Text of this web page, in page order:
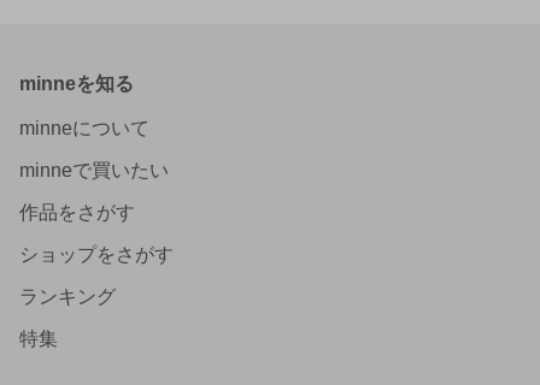
minneを知る
minneについて
minneで買いたい
作品をさがす
ショップをさがす
ランキング
特集